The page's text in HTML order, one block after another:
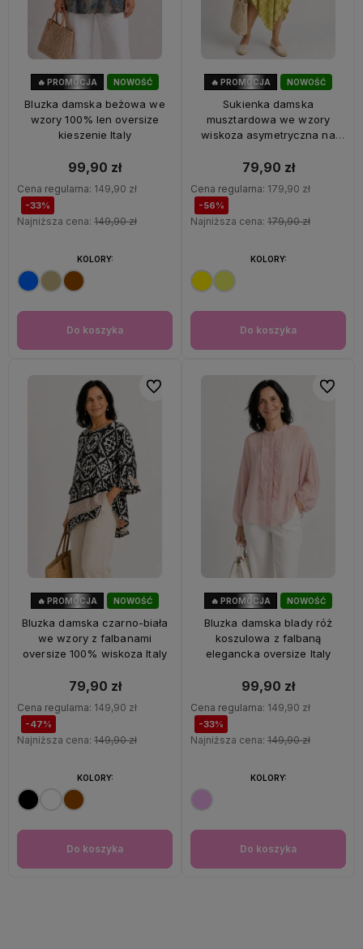
NOWOŚĆ
OKAZJA
🔥 PROMOCJA
Bluzka damska beżowa we
wzory 100% len oversize
kieszenie Italy
99,90 zł
Cena regularna: 149,90 zł
-33%
Najniższa cena: 149,90 zł
Do koszyka
KOLORY:
NOWOŚĆ
🔥 PROMOCJA
Sukienka damska
musztardowa we wzory
wiskoza asymetryczna na
79,90 zł
Cena regularna: 179,90 zł
-56%
Najniższa cena: 179,90 zł
Do koszyka
KOLORY:
NOWOŚĆ
🔥 PROMOCJA
Bluzka damska czarno-biała
we wzory z falbanami
oversize 100% wiskoza Italy
79,90 zł
Cena regularna: 149,90 zł
-47%
Najniższa cena: 149,90 zł
Do koszyka
KOLORY:
Do ulubionych
NOWOŚĆ
🔥 PROMOCJA
Bluzka damska blady róż
koszulowa z falbaną
elegancka oversize Italy
99,90 zł
Cena regularna: 149,90 zł
-33%
Najniższa cena: 149,90 zł
Do koszyka
KOLORY:
Do